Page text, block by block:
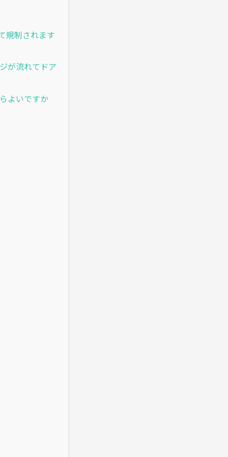
規制されます
が流れてドア
よいですか